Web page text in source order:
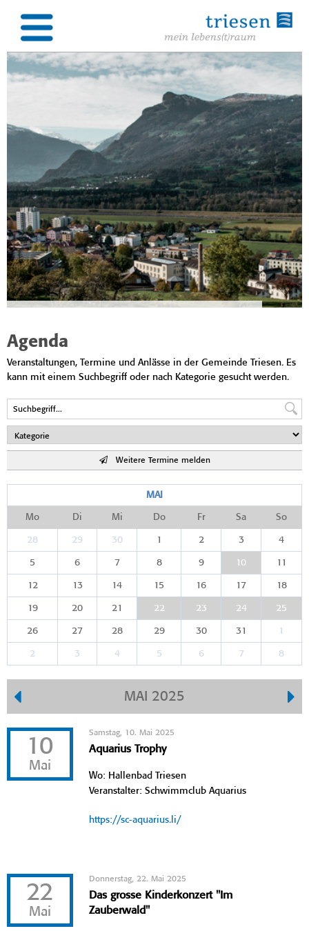
Agenda
Veranstaltungen, Termine und Anlässe in der Gemeinde Triesen. Es
kann mit einem Suchbegriff oder nach Kategorie gesucht werden.
Weitere Termine melden
MAI
Mo Di Mi Do Fr Sa So
28 29 30 1 2 3 4
5 6 7 8 9 10 11
12 13 14 15 16 17 18
19 20 21 22 23 24 25
26 27 28 29 30 31 1
2 3 4 5 6 7 8
MAI 2025
10
Mai
Samstag, 10. Mai 2025
Aquarius Trophy
Wo: Hallenbad Triesen
Veranstalter: Schwimmclub Aquarius
https://sc-aquarius.li/
22
Mai
Donnerstag, 22. Mai 2025
Das grosse Kinderkonzert "Im
Zauberwald"